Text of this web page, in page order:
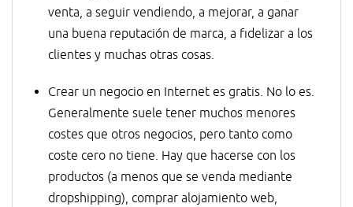
venta, a seguir vendiendo, a mejorar, a ganar
una buena reputación de marca, a fidelizar a los
clientes y muchas otras cosas.
Crear un negocio en Internet es gratis. No lo es.
Generalmente suele tener muchos menores
costes que otros negocios, pero tanto como
coste cero no tiene. Hay que hacerse con los
productos (a menos que se venda mediante
dropshipping), comprar alojamiento web,